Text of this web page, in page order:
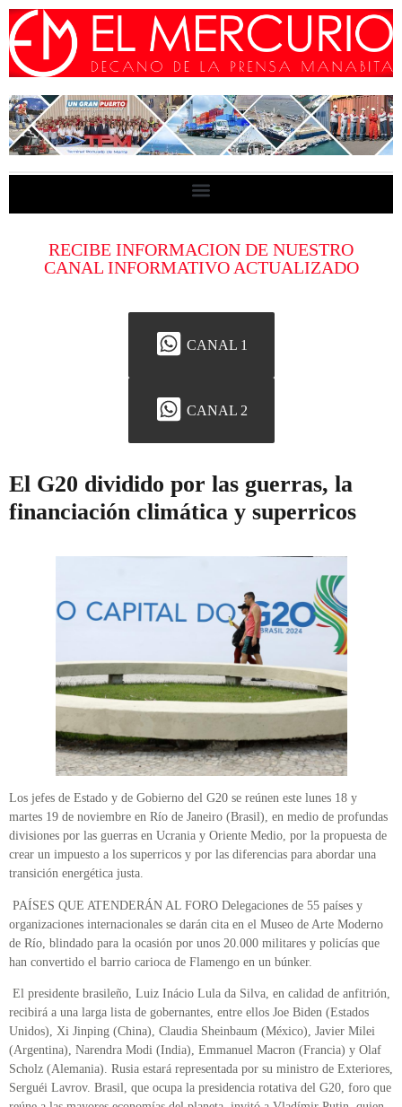
RECIBE INFORMACION DE NUESTRO
CANAL INFORMATIVO ACTUALIZADO
CANAL 1
CANAL 2
El G20 dividido por las guerras, la
financiación climática y superricos
Los jefes de Estado y de Gobierno del G20 se reúnen este lunes 18 y
martes 19 de noviembre en Río de Janeiro (Brasil), en medio de profundas
divisiones por las guerras en Ucrania y Oriente Medio, por la propuesta de
crear un impuesto a los superricos y por las diferencias para abordar una
transición energética justa.
PAÍSES QUE ATENDERÁN AL FORO Delegaciones de 55 países y
organizaciones internacionales se darán cita en el Museo de Arte Moderno
de Río, blindado para la ocasión por unos 20.000 militares y policías que
han convertido el barrio carioca de Flamengo en un búnker.
El presidente brasileño, Luiz Inácio Lula da Silva, en calidad de anfitrión,
recibirá a una larga lista de gobernantes, entre ellos Joe Biden (Estados
Unidos), Xi Jinping (China), Claudia Sheinbaum (México), Javier Milei
(Argentina), Narendra Modi (India), Emmanuel Macron (Francia) y Olaf
Scholz (Alemania). Rusia estará representada por su ministro de Exteriores,
Serguéi Lavrov. Brasil, que ocupa la presidencia rotativa del G20, foro que